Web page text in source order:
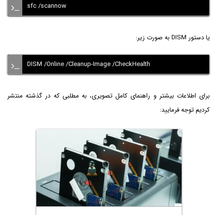
sfc /scannow
یا دستور DISM به صورت زیر:
DISM /Online /Cleanup-Image /CheckHealth
برای اطلاعات بیشتر و راهنمای کامل تصویری، به مطلبی که در گذشته منتشر
کردیم توجه فرمایید: